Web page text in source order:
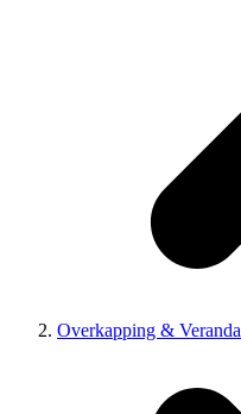
Overkapping & Veranda